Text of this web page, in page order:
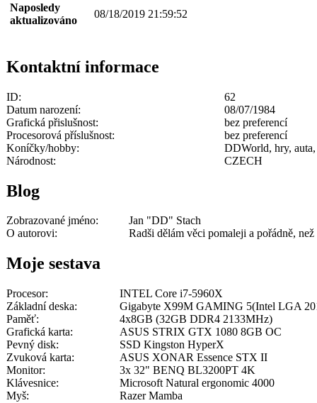
Naposledy
aktualizováno
08/18/2019 21:59:52
Kontaktní informace
ID:
62
Datum narození:
08/07/1984
Grafická přislušnost:
bez preferencí
Procesorová příslušnost:
bez preferencí
Koníčky/hobby:
DDWorld, hry,
Národnost:
CZECH
Blog
Zobrazované jméno:
Jan "DD" Stach
O autorovi:
Radši dělám věci pomaleji a pořádně, než
Moje sestava
Procesor:
INTEL Core i7-5960X
Základní deska:
Gigabyte X99M GAMING 5(Intel LGA
Paměť:
4x8GB (32GB DDR4 2133MHz)
Grafická karta:
ASUS STRIX GTX 1080 8GB OC
Pevný disk:
SSD Kingston HyperX
Zvuková karta:
ASUS XONAR Essence STX II
Monitor:
3x 32" BENQ BL3200PT 4K
Klávesnice:
Microsoft Natural ergonomic 4000
Myš:
Razer Mamba